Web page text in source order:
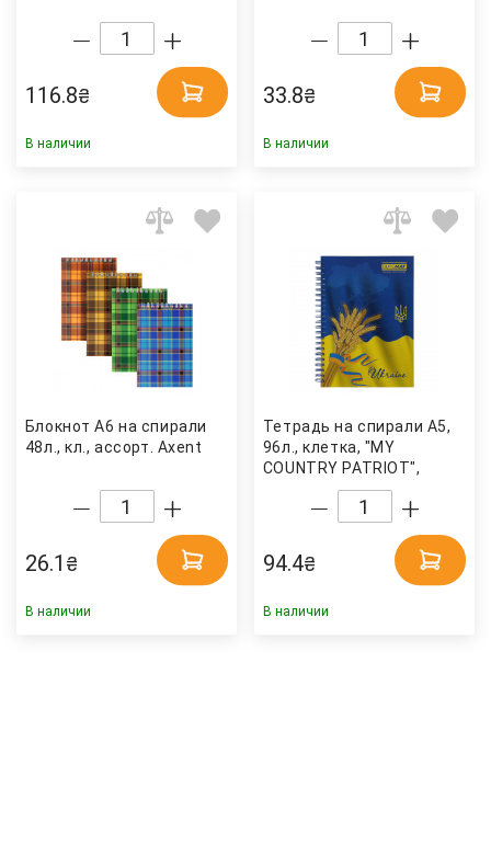
116.8₴
В наличии
33.8₴
В наличии
Блокнот А6 на спирали
48л., кл., ассорт. Axent
26.1 ₴
В наличии
Тетрадь на спирали А5,
96л., клетка, "MY
COUNTRY PATRIOT",
тверд. переплет BuroMax
94.4₴
В наличии